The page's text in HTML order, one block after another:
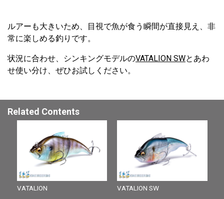
ルアーも大きいため、目視で魚が食う瞬間が直接見え、非
常に楽しめる釣りです。
状況に合わせ、シンキングモデルのVATALION SWとあわ
せ使い分け、ぜひお試しください。
Related Contents
VATALION VATALION SW